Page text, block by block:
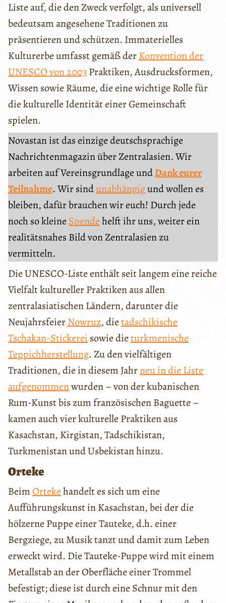
Liste auf, die den Zweck verfolgt, als universell
bedeutsam angesehene Traditionen zu
präsentieren und schützen. Immaterielles
Kulturerbe umfasst gemäß derKonvention der
UNESCO von 2003Praktiken, Ausdrucksformen,
Wissen sowie Räume, die eine wichtige Rolle für
die kulturelle Identität einer Gemeinschaft
spielen.
Novastan ist das einzige deutschsprachige
Nachrichtenmagazin über Zentralasien. Wir
arbeiten auf Vereinsgrundlage undDank eurer
Teilnahme. Wir sindunabhängigund wollen es
bleiben, dafür brauchen wir euch! Durch jede
noch so kleine Spendehelft ihr uns, weiter ein
realitätsnahes Bild von Zentralasien zu
vermitteln.
Die UNESCO-Liste enthält seit langem eine reiche
Vielfalt kultureller Praktiken aus allen
zentralasiatischen Ländern, darunter die
NeujahrsfeierNowruz, dietadschikische
Tschakan-Stickerei sowie dieturkmenische
Teppichherstellung. Zu den vielfältigen
Traditionen, die in diesem Jahrneu in die Liste
aufgenommenwurden – von der kubanischen
Rum-Kunst bis zum französischen Baguette –
kamen auch vier kulturelle Praktiken aus
Kasachstan, Kirgistan, Tadschikistan,
Turkmenistan und Usbekistan hinzu.
Orteke
BeimOrtekehandelt es sich um eine
Aufführungskunst in Kasachstan, bei der die
hölzerne Puppe einer Tauteke, d.h. einer
Bergziege, zu Musik tanzt und damit zum Leben
erweckt wird. Die Tauteke-Puppe wird mit einem
Metallstab an der Oberfläche einer Trommel
befestigt; diese ist durch eine Schnur mit den